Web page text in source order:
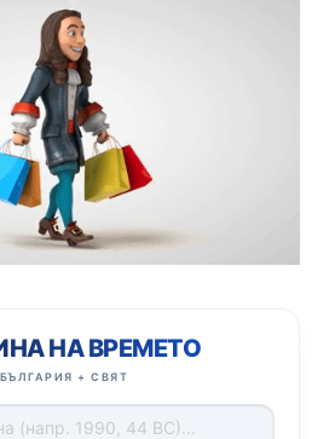
НА ВРЕМЕТО
БЪЛГАРИЯ + СВЯТ